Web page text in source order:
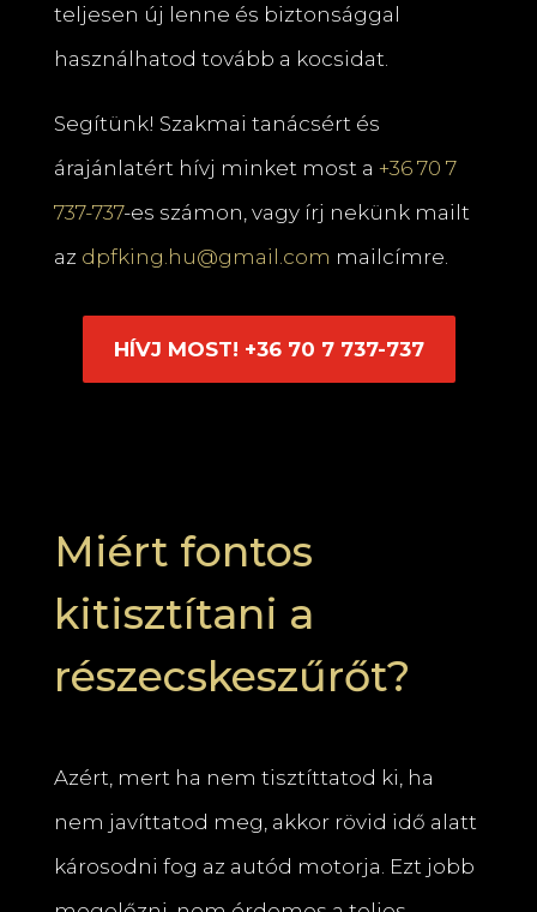
teljesen új lenne és biztonsággal
használhatod tovább a kocsidat.
Segítünk! Szakmai tanácsért és
árajánlatért hívj minket most a +36 70 7
737-737-es számon, vagy írj nekünk mailt
az dpfking.hu@gmail.com mailcímre.
HÍVJ MOST! +36 70 7 737-737
Miért fontos
kitisztítani a
részecskeszűrőt?
Azért, mert ha nem tisztíttatod ki, ha
nem javíttatod meg, akkor rövid idő alatt
károsodni fog az autód motorja. Ezt jobb